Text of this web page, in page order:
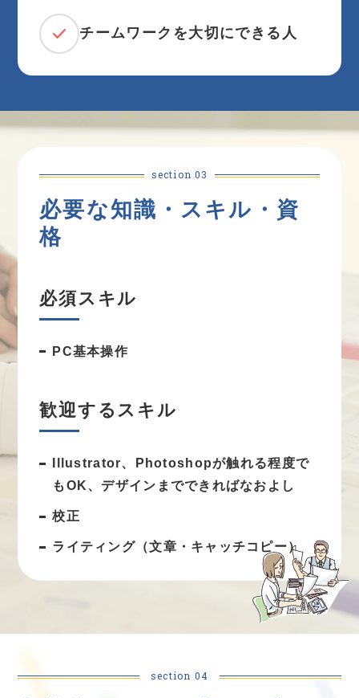
チームワークを大切にできる人
section 03
必要な知識・スキル・資
格
必須スキル
PC基本操作
歓迎するスキル
Illustrator、Photoshopが触れる程度で
もOK、デザインまでできればなおよし
校正
ライティング（文章・キャッチコピー）
section 04